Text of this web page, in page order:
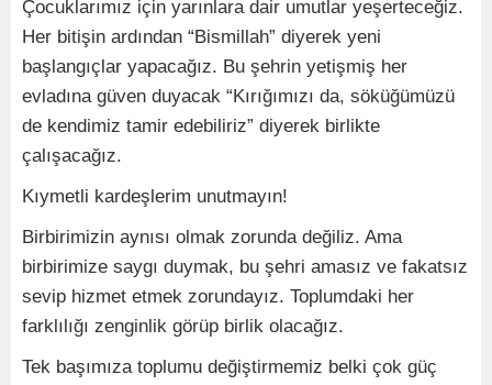
Çocuklarımız için yarınlara dair umutlar yeşerteceğiz.
Her bitişin ardından “Bismillah” diyerek yeni
başlangıçlar yapacağız. Bu şehrin yetişmiş her
evladına güven duyacak “Kırığımızı da, söküğümüzü
de kendimiz tamir edebiliriz” diyerek birlikte
çalışacağız.
Kıymetli kardeşlerim unutmayın!
Birbirimizin aynısı olmak zorunda değiliz. Ama
birbirimize saygı duymak, bu şehri amasız ve fakatsız
sevip hizmet etmek zorundayız. Toplumdaki her
farklılığı zenginlik görüp birlik olacağız.
Tek başımıza toplumu değiştirmemiz belki çok güç